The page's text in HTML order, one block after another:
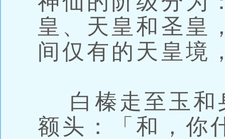
皇、天皇和圣皇
间仅有的天皇境
白榛走至玉和
额头：「和，你